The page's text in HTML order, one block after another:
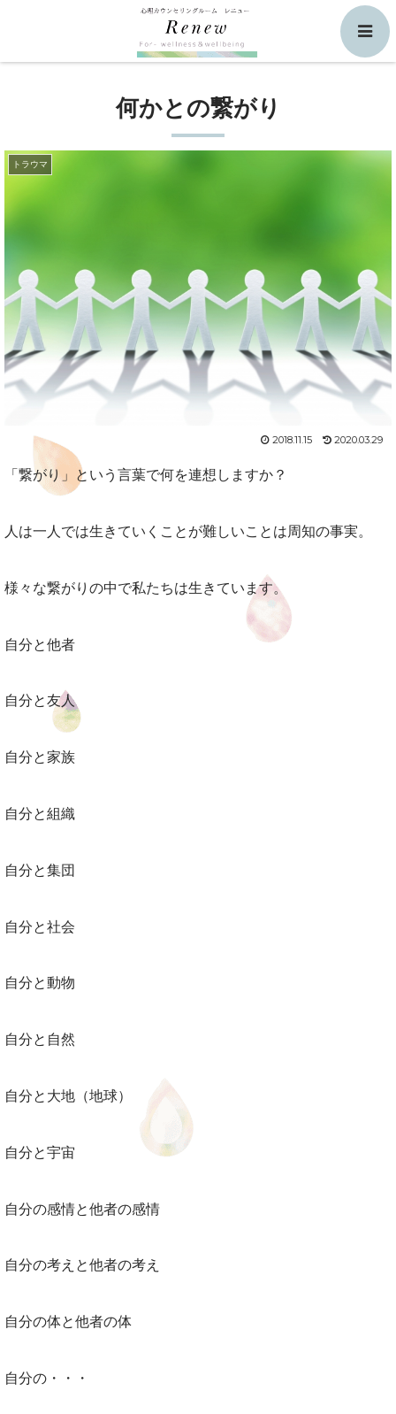
何かとの繋がり
トラウマ
2018.11.15 2020.03.29
「繋がり」という言葉で何を連想しますか？
人は一人では生きていくことが難しいことは周知の事実。
様々な繋がりの中で私たちは生きています。
自分と他者
自分と友人
自分と家族
自分と組織
自分と集団
自分と社会
自分と動物
自分と自然
自分と大地（地球）
自分と宇宙
自分の感情と他者の感情
自分の考えと他者の考え
自分の体と他者の体
自分の・・・